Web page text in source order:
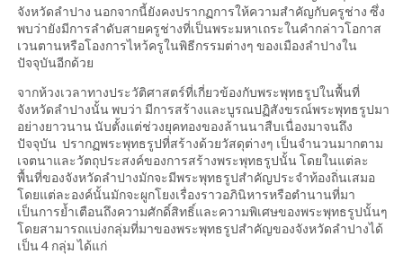
จังหวัดลำปาง นอกจากนี้ยังคงปรากฏการให้ความสำคัญกับครูช่าง ซึ่ง
พบว่ายังมีการลำดับสายครูช่างที่เป็นพระมหาเถระในคำกล่าวโอกาส
เวนตานหรือโองการไหว้ครูในพิธีกรรมต่างๆ ของเมืองลำปางใน
ปัจจุบันอีกด้วย
จากห้วงเวลาทางประวัติศาสตร์ที่เกี่ยวข้องกับพระพุทธรูปในพื้นที่
จังหวัดลำปางนั้น พบว่า มีการสร้างและบูรณปฏิสังขรณ์พระพุทธรูปมา
อย่างยาวนาน นับตั้งแต่ช่วงยุคทองของล้านนาสืบเนื่องมาจนถึง
ปัจจุบัน ปรากฏพระพุทธรูปที่สร้างด้วยวัสดุต่างๆ เป็นจำนวนมากตาม
เจตนาและวัตถุประสงค์ของการสร้างพระพุทธรูปนั้น โดยในแต่ละ
พื้นที่ของจังหวัดลำปางมักจะมีพระพุทธรูปสำคัญประจำท้องถิ่นเสมอ
โดยแต่ละองค์นั้นมักจะผูกโยงเรื่องราวอภินิหารหรือตำนานที่มา
เป็นการย้ำเตือนถึงความศักดิ์สิทธิ์และความพิเศษของพระพุทธรูปนั้นๆ
โดยสามารถแบ่งกลุ่มที่มาของพระพุทธรูปสำคัญของจังหวัดลำปางได้
เป็น 4 กลุ่ม ได้แก่